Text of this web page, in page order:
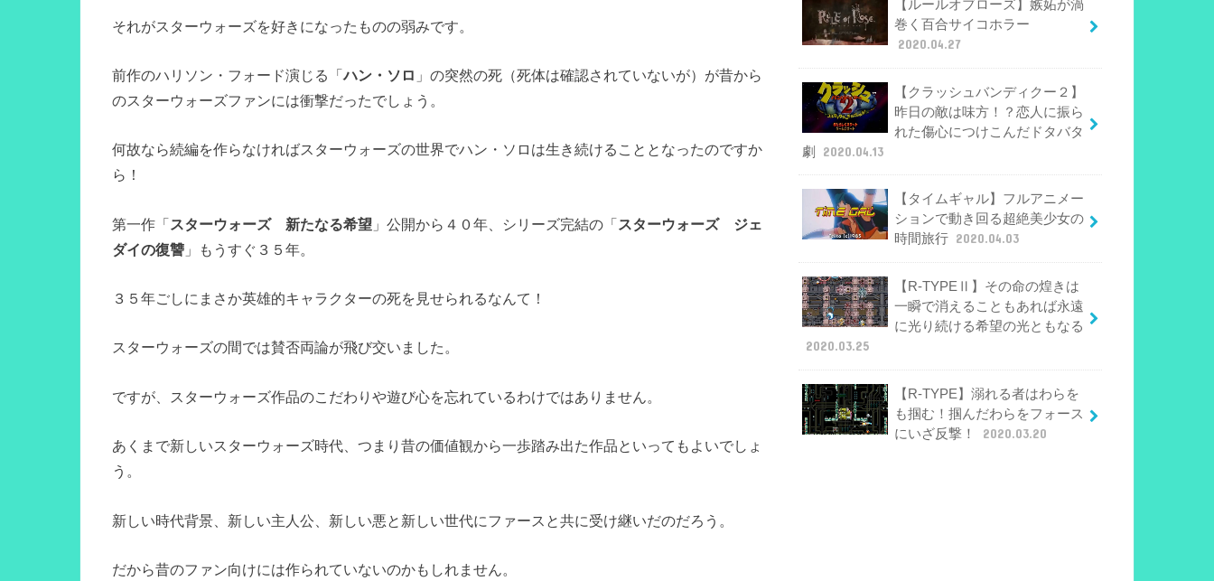
それがスターウォーズを好きになったものの弱みです。
前作のハリソン・フォード演じる「ハン・ソロ 」の突然の死（死体は確認されていないが）が昔から
のスターウォーズファンには衝撃だったでしょう。
何故なら続編を作らなければスターウォーズの世界でハン・ソロは生き続けることとなったのですか
ら！
第一作「スターウォーズ 新たなる希望 」公開から４０年、シリーズ完結の「スターウォーズ ジェ
ダイの復讐 」もうすぐ３５年。
３５年ごしにまさか英雄的キャラクターの死を見せられるなんて！
スターウォーズの間では賛否両論が飛び交いました。
ですが、スターウォーズ作品のこだわりや遊び心を忘れているわけではありません。
あくまで新しいスターウォーズ時代、つまり昔の価値観から一歩踏み出た作品といってもよいでしょ
う。
新しい時代背景、新しい主人公、新しい悪と新しい世代にファースと共に受け継いだのだろう。
だから昔のファン向けには作られていないのかもしれません。
【ルールオブローズ】嫉妬が渦
巻く百合サイコホラー
2020.04.27
【クラッシュバンディクー２】
昨日の敵は味方！？恋人に振ら
れた傷心につけこんだドタバタ
劇
2020.04.13
【タイムギャル】フルアニメー
ションで動き回る超絶美少女の
時間旅行 2020.04.03
【R-TYPEⅡ】その命の煌きは
一瞬で消えることもあれば永遠
に光り続ける希望の光ともなる
2020.03.25
【R-TYPE】溺れる者はわらを
も掴む！掴んだわらをフォース
にいざ反撃！
2020.03.20